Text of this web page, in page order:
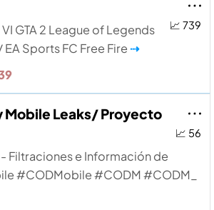
📈 739
GTA 2 League of Legends
EA Sports FC Free Fire ⇢
📈 56
Mobile Leaks/ Proyecto
Filtraciones e Información de
#CODMobile #CODM #CODM_